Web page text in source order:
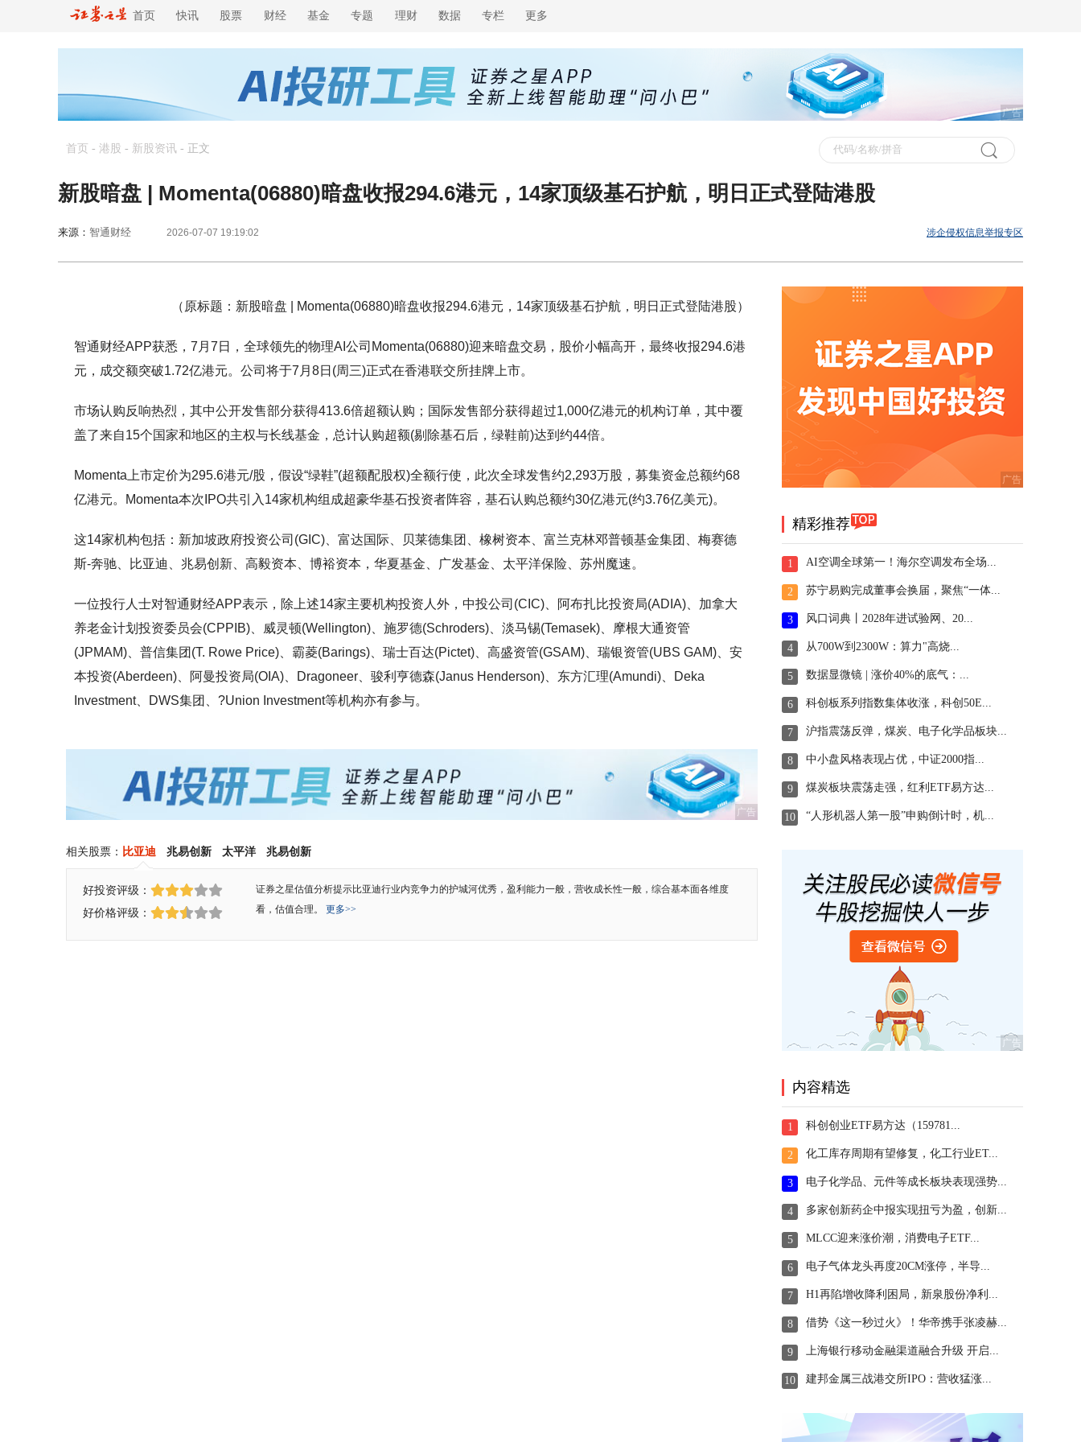
首页 快讯 股票 财经 基金 专题 理财 数据 专栏 更多
广告
首页 - 港股 - 新股资讯 - 正文
新股暗盘 | Momenta(06880)暗盘收报294.6港元，14家顶级基石护航，明日正式登陆港股
来源： 智通财经 2026-07-07 19:19:02 涉企侵权信息举报专区
（原标题：新股暗盘 | Momenta(06880)暗盘收报294.6港元，14家顶级基石护航，明日正式登陆港股）
智通财经APP获悉，7月7日，全球领先的物理AI公司Momenta(06880)迎来暗盘交易，股价小幅高开，最终收报294.6港
元，成交额突破1.72亿港元。公司将于7月8日(周三)正式在香港联交所挂牌上市。
市场认购反响热烈，其中公开发售部分获得413.6倍超额认购；国际发售部分获得超过1,000亿港元的机构订单，其中覆
盖了来自15个国家和地区的主权与长线基金，总计认购超额(剔除基石后，绿鞋前)达到约44倍。
Momenta上市定价为295.6港元/股，假设“绿鞋”(超额配股权)全额行使，此次全球发售约2,293万股，募集资金总额约68
亿港元。Momenta本次IPO共引入14家机构组成超豪华基石投资者阵容，基石认购总额约30亿港元(约3.76亿美元)。
这14家机构包括：新加坡政府投资公司(GIC)、富达国际、贝莱德集团、橡树资本、富兰克林邓普顿基金集团、梅赛德
斯-奔驰、比亚迪、兆易创新、高毅资本、博裕资本，华夏基金、广发基金、太平洋保险、苏州魔速。
一位投行人士对智通财经APP表示，除上述14家主要机构投资人外，中投公司(CIC)、阿布扎比投资局(ADIA)、加拿大
养老金计划投资委员会(CPPIB)、威灵顿(Wellington)、施罗德(Schroders)、淡马锡(Temasek)、摩根大通资管
(JPMAM)、普信集团(T. Rowe Price)、霸菱(Barings)、瑞士百达(Pictet)、高盛资管(GSAM)、瑞银资管(UBS GAM)、安
本投资(Aberdeen)、阿曼投资局(OIA)、Dragoneer、骏利亨德森(Janus Henderson)、东方汇理(Amundi)、Deka
Investment、DWS集团、?Union Investment等机构亦有参与。
广告
相关股票： 比亚迪 兆易创新 太平洋 兆易创新
好投资评级：
好价格评级：
证券之星估值分析提示比亚迪行业内竞争力的护城河优秀，盈利能力一般，营收成长性一般，综合基本面各维度
看，估值合理。 更多>>
精彩推荐
1 AI空调全球第一！海尔空调发布全场...
2 苏宁易购完成董事会换届，聚焦“一体...
3 风口词典丨2028年进试验网、20...
4 从700W到2300W：算力"高烧...
5 数据显微镜 | 涨价40%的底气：...
6 科创板系列指数集体收涨，科创50E...
7 沪指震荡反弹，煤炭、电子化学品板块...
8 中小盘风格表现占优，中证2000指...
9 煤炭板块震荡走强，红利ETF易方达...
10 “人形机器人第一股”申购倒计时，机...
内容精选
1 科创创业ETF易方达（159781...
2 化工库存周期有望修复，化工行业ET...
3 电子化学品、元件等成长板块表现强势...
4 多家创新药企中报实现扭亏为盈，创新...
5 MLCC迎来涨价潮，消费电子ETF...
6 电子气体龙头再度20CM涨停，半导...
7 H1再陷增收降利困局，新泉股份净利...
8 借势《这一秒过火》！华帝携手张凌赫...
9 上海银行移动金融渠道融合升级 开启...
10 建邦金属三战港交所IPO：营收猛涨...